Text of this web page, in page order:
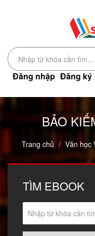
Đăng nhập Đăng ký
BẢO
Trang chủ Văn học
TÌM EBOOK